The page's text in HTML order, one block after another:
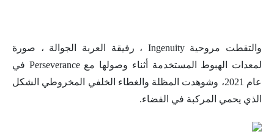
والتقطت مروحية Ingenuity ، رفيقة العربة الجوالة ، صورة
لمعدات الهبوط المستخدمة أثناء وصولها مع Perseverance في
عام 2021، وشوهدت المظلة والغطاء الخلفي المخروطي الشكل
الذي يحمي المركبة في الفضاء.